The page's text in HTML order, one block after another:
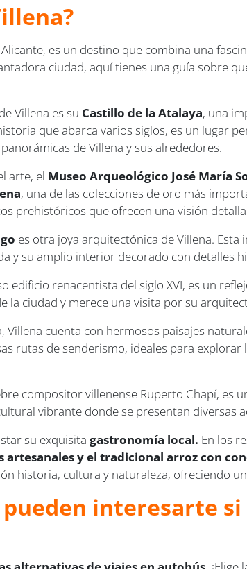
es un destino que combina una
ciudad, aquí tienes una guía sobre
Villena es su Castillo de la Atalaya, una
que abarca varios siglos, es un lugar
de Villena y sus alrededores.
arte, el Museo Arqueológico José María
, una de las colecciones de oro más
prehistóricos que ofrecen una visión
es otra joya arquitectónica de Villena.
y su amplio interior decorado con detalles
edificio renacentista del siglo XVI, es un
la ciudad y merece una visita por su
Villena cuenta con hermosos paisajes
rutas de senderismo, ideales para
compositor villenense Ruperto Chapí, es
vibrante donde se presentan diversas
su exquisitagastronomía local. En los
y el tradicional arroz con
historia, cultura y naturaleza, ofreciendo
interesarte